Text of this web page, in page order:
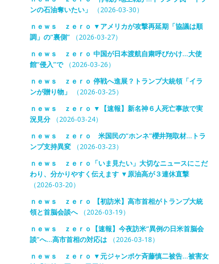
ンの石油奪いたい」
（2026-03-30）
ｎｅｗｓ ｚｅｒｏ ▼アメリカが攻撃再延期「協議は順
調」の“裏側”（2026-03-27）
ｎｅｗｓ ｚｅｒｏ 中国が日本渡航自粛呼びかけ…大使
館“侵入”で（2026-03-26）
ｎｅｗｓ ｚｅｒｏ 停戦へ進展？トランプ大統領「イラ
ンが贈り物」
（2026-03-25）
ｎｅｗｓ ｚｅｒｏ ▼【速報】新名神６人死亡事故で実
況見分（2026-03-24）
ｎｅｗｓ ｚｅｒｏ 米国民の“ホンネ”櫻井翔取材…トラ
ンプ支持異変（2026-03-23）
ｎｅｗｓ ｚｅｒｏ「いま見たい」大切なニュースにこだ
わり、分かりやすく伝えます ▼原油高が３連休直撃
（2026-03-20）
ｎｅｗｓ ｚｅｒｏ 【初訪米】高市首相がトランプ大統
領と首脳会談へ（2026-03-19）
ｎｅｗｓ ｚｅｒｏ【速報】今夜訪米“異例の日米首脳会
談”へ…高市首相の対応は（2026-03-18）
ｎｅｗｓ ｚｅｒｏ ▼元ジャンポケ斉藤慎二被告…被害女